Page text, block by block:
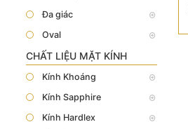
Đa giác
Oval
CHẤT LIỆU MẶT KÍNH
Kính Khoáng
Kính Sapphire
Kính Hardlex